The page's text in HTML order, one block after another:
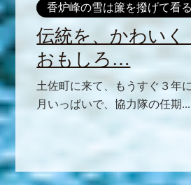
香炉峰の雪は簾を撥げて看る
伝統を、かわいく
おもしろ…
土佐町に来て、もうすぐ３年
月いっぱいで、協力隊の任期...